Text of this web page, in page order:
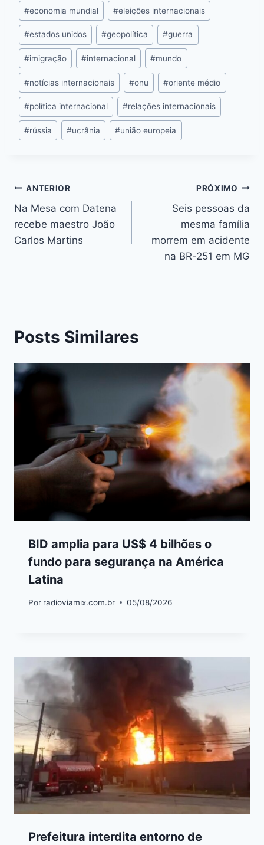
o
k
g
er
p
n
k
#economia mundial #eleições internacionais
#estados unidos #geopolítica #guerra
#imigração #internacional #mundo
#notícias internacionais #onu #oriente médio
#política internacional #relações internacionais
#rússia #ucrânia #união europeia
ANTERIOR
Na Mesa com Datena
recebe maestro João
Carlos Martins
PRÓXIMO
Seis pessoas da
mesma família
morrem em acidente
na BR-251 em MG
Posts Similares
BID amplia para US$ 4 bilhões o
fundo para segurança na América
Latina
Por radioviamix.com.br 05/08/2026
Prefeitura interdita entorno de